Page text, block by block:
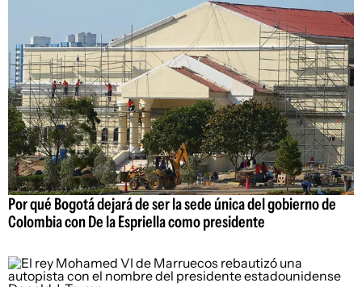
Por qué Bogotá dejará de ser la sede única del gobierno de
Colombia con De la Espriella como presidente